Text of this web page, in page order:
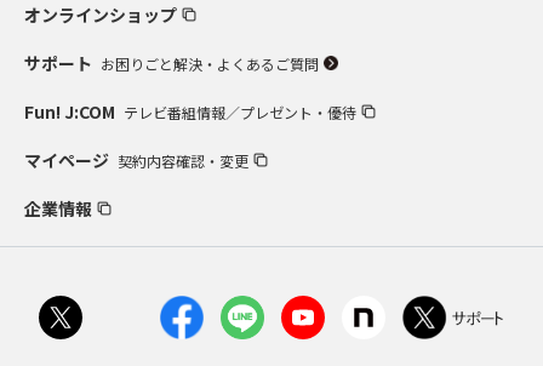
オンラインショップ
サポート お困りごと解決・よくあるご質問
Fun! J:COM テレビ番組情報／プレゼント・優待
マイページ 契約内容確認・変更
企業情報